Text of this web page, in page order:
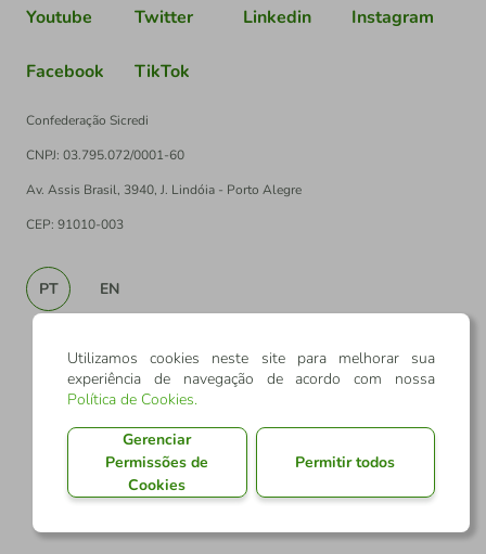
Youtube Twitter Linkedin Instagram
Facebook TikTok
Confederação Sicredi
CNPJ: 03.795.072/0001-60
Av. Assis Brasil, 3940, J. Lindóia - Porto Alegre
CEP: 91010-003
PT EN
Utilizamos cookies neste site para melhorar sua
experiência de navegação de acordo com nossa
Política de Cookies.
Gerenciar
Permissões de
Cookies
Permitir todos